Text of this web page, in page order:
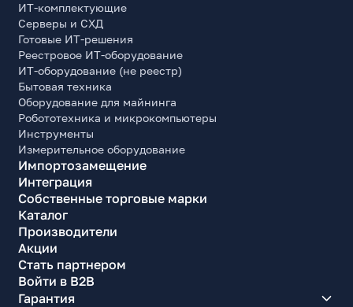
ИТ-комплектующие
Серверы и СХД
Готовые ИТ-решения
Реестровое ИТ-оборудование
ИТ-оборудование (не реестр)
Бытовая техника
Оборудование для майнинга
Робототехника и микрокомпьютеры
Инструменты
Измерительное оборудование
Импортозамещение
Интеграция
Собственные торговые марки
Каталог
Производители
Акции
Стать партнером
Войти в B2B
Гарантия